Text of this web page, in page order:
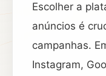
Escolher a
anúncios é
campanhas.
Instagram,